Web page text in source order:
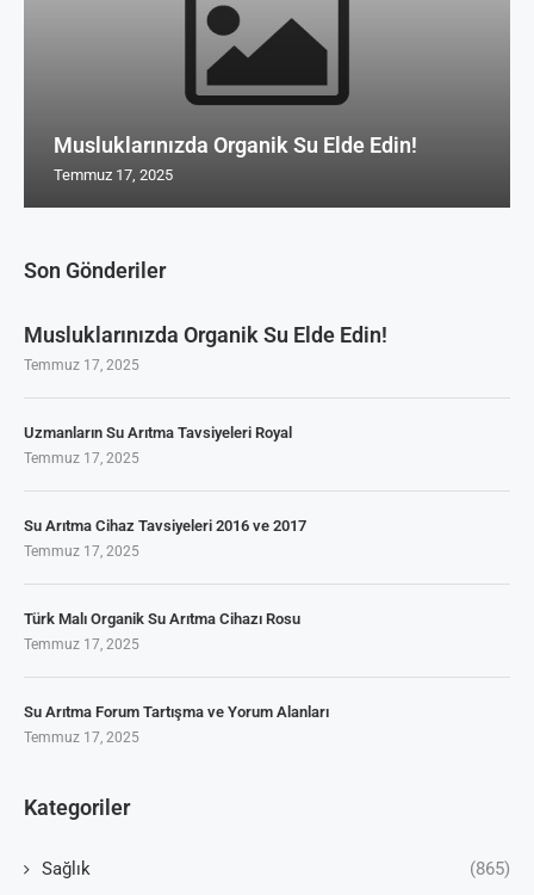
Son Gönderiler
Musluklarınızda Organik Su Elde Edin!
Temmuz 17, 2025
Uzmanların Su Arıtma Tavsiyeleri Royal
Temmuz 17, 2025
Su Arıtma Cihaz Tavsiyeleri 2016 ve 2017
Temmuz 17, 2025
Türk Malı Organik Su Arıtma Cihazı Rosu
Temmuz 17, 2025
Su Arıtma Forum Tartışma ve Yorum Alanları
Temmuz 17, 2025
Kategoriler
Sağlık (865)
Musluklarınızda Organik Su Elde Edin!
Temmuz 17, 2025